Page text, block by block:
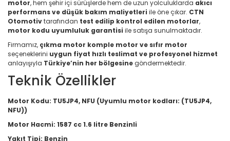
motor, hem şehir içi sürüşlerde hem de uzun yolculuklarda akıcı
performans ve düşük bakım maliyetleri ile öne çıkar. CTN
Otomotivtarafından test edilip kontrol edilen motorlar,
motor kodu uyumluluk garantisi ile satışa sunulmaktadır.
Firmamız, çıkma motor komple motor ve sıfır motor
seçeneklerini uygun fiyat hızlı teslimat ve profesyonel hizmet
anlayışıyla Türkiye’nin her bölgesinegöndermektedir.
Teknik Özellikler
Motor Kodu: TU5JP4, NFU (Uyumlu motor kodları: (TU5JP4,
NFU))
Motor Hacmi: 1587 cc 1.6 litre Benzinli
Yakıt Tipi: Benzin